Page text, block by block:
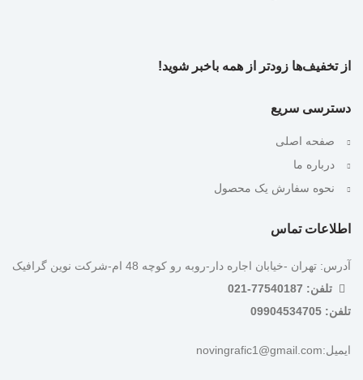
از تخفیف‌ها زودتر از همه باخبر شوید!
دسترسی سریع
صفحه اصلی
درباره ما
نحوه سفارش یک محصول
اطلاعات تماس
آدرس: تهران -خیابان اجاره دار-روبه رو کوچه 48 ام-شرکت نوین گرافیک
تلفن: 77540187-021
تلفن: 09904534705
ایمیل:novingrafic1@gmail.com